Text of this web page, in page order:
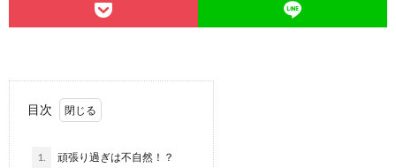
目次
1. 頑張り過ぎは不自然！？